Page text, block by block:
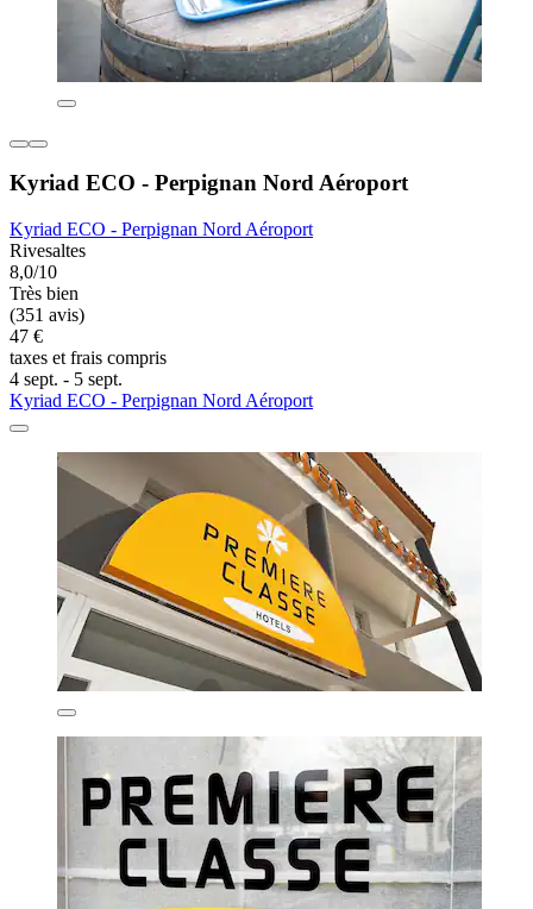
Kyriad ECO - Perpignan Nord Aéroport
Kyriad ECO - Perpignan Nord Aéroport
Rivesaltes
8,0/10
Très bien
(351 avis)
47 €
taxes et frais compris
4 sept. - 5 sept.
Kyriad ECO - Perpignan Nord Aéroport